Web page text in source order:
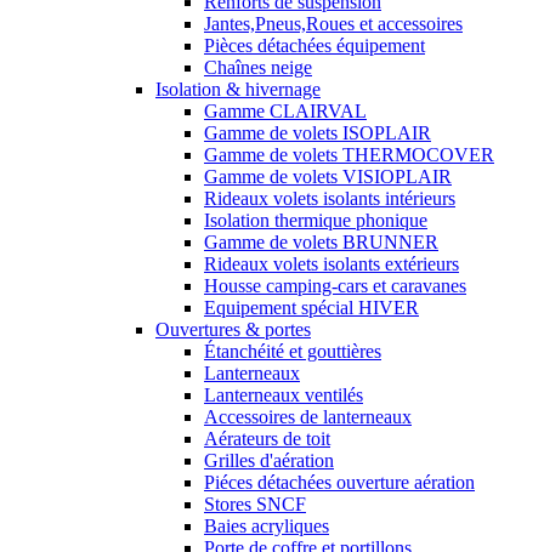
Jantes,Pneus,Roues et accessoires
Pièces détachées équipement
Chaînes neige
Isolation & hivernage
Gamme CLAIRVAL
Gamme de volets ISOPLAIR
Gamme de volets THERMOCOVER
Gamme de volets VISIOPLAIR
Rideaux volets isolants intérieurs
Isolation thermique phonique
Gamme de volets BRUNNER
Rideaux volets isolants extérieurs
Housse camping-cars et caravanes
Equipement spécial HIVER
Ouvertures & portes
Étanchéité et gouttières
Lanterneaux
Lanterneaux ventilés
Accessoires de lanterneaux
Aérateurs de toit
Grilles d'aération
Piéces détachées ouverture aération
Stores SNCF
Baies acryliques
Porte de coffre et portillons